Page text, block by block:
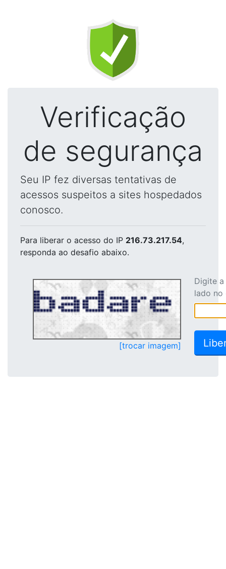
Verificação
de segurança
Seu IP fez diversas tentativas de
acessos suspeitos a sites hospedados
conosco.
Para liberar o acesso do IP 216.73.217.54,
responda ao desafio abaixo.
[trocar imagem]
Digite
lado no